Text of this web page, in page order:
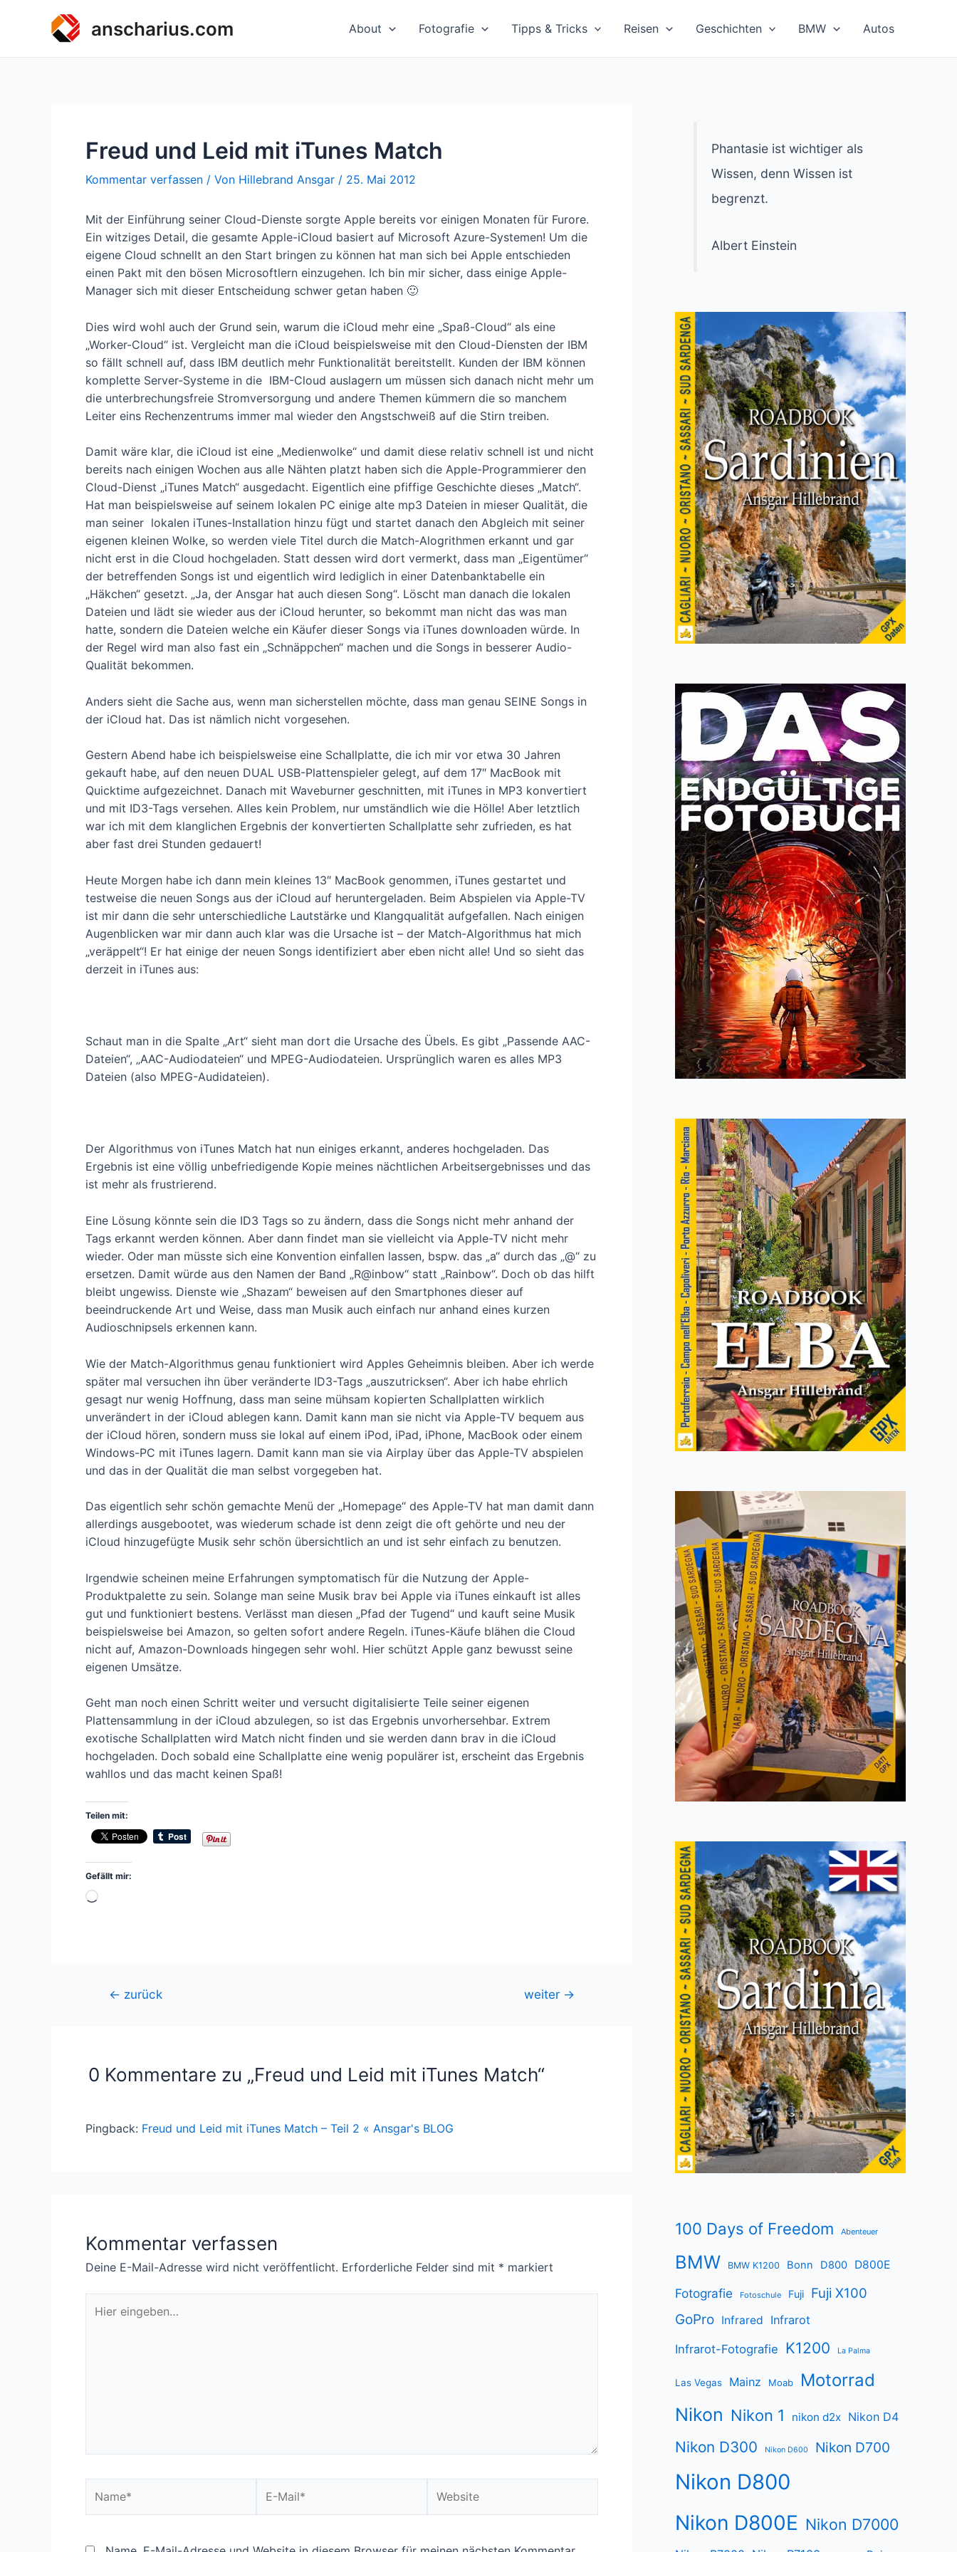
anscharius.com About Fotografie Tipps & Tricks Reisen Geschichten BMW Autos
Freud und Leid mit iTunes Match
Kommentar verfassen / Von Hillebrand Ansgar / 25. Mai 2012
Mit der Einführung seiner Cloud-Dienste sorgte Apple bereits vor einigen Monaten für Furore.
Ein witziges Detail, die gesamte Apple-iCloud basiert auf Microsoft Azure-Systemen! Um die
eigene Cloud schnellt an den Start bringen zu können hat man sich bei Apple entschieden
einen Pakt mit den bösen Microsoftlern einzugehen. Ich bin mir sicher, dass einige Apple-
Manager sich mit dieser Entscheidung schwer getan haben 🙂
Dies wird wohl auch der Grund sein, warum die iCloud mehr eine „Spaß-Cloud“ als eine
„Worker-Cloud“ ist. Vergleicht man die iCloud beispielsweise mit den Cloud-Diensten der IBM
so fällt schnell auf, dass IBM deutlich mehr Funktionalität bereitstellt. Kunden der IBM können
komplette Server-Systeme in die IBM-Cloud auslagern um müssen sich danach nicht mehr um
die unterbrechungsfreie Stromversorgung und andere Themen kümmern die so manchem
Leiter eins Rechenzentrums immer mal wieder den Angstschweiß auf die Stirn treiben.
Damit wäre klar, die iCloud ist eine „Medienwolke“ und damit diese relativ schnell ist und nicht
bereits nach einigen Wochen aus alle Nähten platzt haben sich die Apple-Programmierer den
Cloud-Dienst „iTunes Match“ ausgedacht. Eigentlich eine pfiffige Geschichte dieses „Match“.
Hat man beispielsweise auf seinem lokalen PC einige alte mp3 Dateien in mieser Qualität, die
man seiner lokalen iTunes-Installation hinzu fügt und startet danach den Abgleich mit seiner
eigenen kleinen Wolke, so werden viele Titel durch die Match-Alogrithmen erkannt und gar
nicht erst in die Cloud hochgeladen. Statt dessen wird dort vermerkt, dass man „Eigentümer“
der betreffenden Songs ist und eigentlich wird lediglich in einer Datenbanktabelle ein
„Häkchen“ gesetzt. „Ja, der Ansgar hat auch diesen Song“. Löscht man danach die lokalen
Dateien und lädt sie wieder aus der iCloud herunter, so bekommt man nicht das was man
hatte, sondern die Dateien welche ein Käufer dieser Songs via iTunes downloaden würde. In
der Regel wird man also fast ein „Schnäppchen“ machen und die Songs in besserer Audio-
Qualität bekommen.
Anders sieht die Sache aus, wenn man sicherstellen möchte, dass man genau SEINE Songs in
der iCloud hat. Das ist nämlich nicht vorgesehen.
Gestern Abend habe ich beispielsweise eine Schallplatte, die ich mir vor etwa 30 Jahren
gekauft habe, auf den neuen DUAL USB-Plattenspieler gelegt, auf dem 17″ MacBook mit
Quicktime aufgezeichnet. Danach mit Waveburner geschnitten, mit iTunes in MP3 konvertiert
und mit ID3-Tags versehen. Alles kein Problem, nur umständlich wie die Hölle! Aber letztlich
war ich mit dem klanglichen Ergebnis der konvertierten Schallplatte sehr zufrieden, es hat
aber fast drei Stunden gedauert!
Heute Morgen habe ich dann mein kleines 13″ MacBook genommen, iTunes gestartet und
testweise die neuen Songs aus der iCloud auf heruntergeladen. Beim Abspielen via Apple-TV
ist mir dann die sehr unterschiedliche Lautstärke und Klangqualität aufgefallen. Nach einigen
Augenblicken war mir dann auch klar was die Ursache ist – der Match-Algorithmus hat mich
„veräppelt“! Er hat einige der neuen Songs identifiziert aber eben nicht alle! Und so sieht das
derzeit in iTunes aus:
Schaut man in die Spalte „Art“ sieht man dort die Ursache des Übels. Es gibt „Passende AAC-
Dateien“, „AAC-Audiodateien“ und MPEG-Audiodateien. Ursprünglich waren es alles MP3
Dateien (also MPEG-Audidateien).
Der Algorithmus von iTunes Match hat nun einiges erkannt, anderes hochgeladen. Das
Ergebnis ist eine völlig unbefriedigende Kopie meines nächtlichen Arbeitsergebnisses und das
ist mehr als frustrierend.
Eine Lösung könnte sein die ID3 Tags so zu ändern, dass die Songs nicht mehr anhand der
Tags erkannt werden können. Aber dann findet man sie vielleicht via Apple-TV nicht mehr
wieder. Oder man müsste sich eine Konvention einfallen lassen, bspw. das „a“ durch das „@“ zu
ersetzen. Damit würde aus den Namen der Band „R@inbow“ statt „Rainbow“. Doch ob das hilft
bleibt ungewiss. Dienste wie „Shazam“ beweisen auf den Smartphones dieser auf
beeindruckende Art und Weise, dass man Musik auch einfach nur anhand eines kurzen
Audioschnipsels erkennen kann.
Wie der Match-Algorithmus genau funktioniert wird Apples Geheimnis bleiben. Aber ich werde
später mal versuchen ihn über veränderte ID3-Tags „auszutricksen“. Aber ich habe ehrlich
gesagt nur wenig Hoffnung, dass man seine mühsam kopierten Schallplatten wirklich
unverändert in der iCloud ablegen kann. Damit kann man sie nicht via Apple-TV bequem aus
der iCloud hören, sondern muss sie lokal auf einem iPod, iPad, iPhone, MacBook oder einem
Windows-PC mit iTunes lagern. Damit kann man sie via Airplay über das Apple-TV abspielen
und das in der Qualität die man selbst vorgegeben hat.
Das eigentlich sehr schön gemachte Menü der „Homepage“ des Apple-TV hat man damit dann
allerdings ausgebootet, was wiederum schade ist denn zeigt die oft gehörte und neu der
iCloud hinzugefügte Musik sehr schön übersichtlich an und ist sehr einfach zu benutzen.
Irgendwie scheinen meine Erfahrungen symptomatisch für die Nutzung der Apple-
Produktpalette zu sein. Solange man seine Musik brav bei Apple via iTunes einkauft ist alles
gut und funktioniert bestens. Verlässt man diesen „Pfad der Tugend“ und kauft seine Musik
beispielsweise bei Amazon, so gelten sofort andere Regeln. iTunes-Käufe blähen die Cloud
nicht auf, Amazon-Downloads hingegen sehr wohl. Hier schützt Apple ganz bewusst seine
eigenen Umsätze.
Geht man noch einen Schritt weiter und versucht digitalisierte Teile seiner eigenen
Plattensammlung in der iCloud abzulegen, so ist das Ergebnis unvorhersehbar. Extrem
exotische Schallplatten wird Match nicht finden und sie werden dann brav in die iCloud
hochgeladen. Doch sobald eine Schallplatte eine wenig populärer ist, erscheint das Ergebnis
wahllos und das macht keinen Spaß!
Teilen mit:
Gefällt mir:
Wird
Beitragsnavigation
← zurück weiter →
0 Kommentare zu „Freud und Leid mit iTunes Match“
Pingback: Freud und Leid mit iTunes Match – Teil 2 « Ansgar's BLOG
Kommentar verfassen
Deine E-Mail-Adresse wird nicht veröffentlicht. Erforderliche Felder sind mit * markiert
eingeben…
Mail*
Phantasie ist wichtiger als
Wissen, denn Wissen ist
begrenzt.
Albert Einstein
100 Days of Freedom Abenteuer
BMW BMW K1200 Bonn D800 D800E
Fotografie Fotoschule Fuji Fuji X100
GoPro Infrared Infrarot
Infrarot-Fotografie K1200 La Palma
Las Vegas Mainz Moab Motorrad
Nikon Nikon 1 nikon d2x Nikon D4
Nikon D300 Nikon D600 Nikon D700
Nikon D800
Nikon D800E Nikon D7000